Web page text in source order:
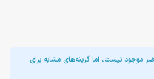
نیست، اما گزینه‌های مشابه برای